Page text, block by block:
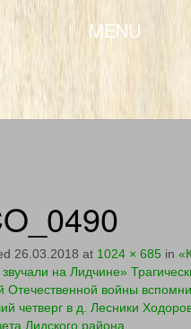
MENU
CONTENT
26.03.2018 at 1024 × 685 in
на Лидчине»
Отечественной войны
четверг в д. Лесники
Лидского района